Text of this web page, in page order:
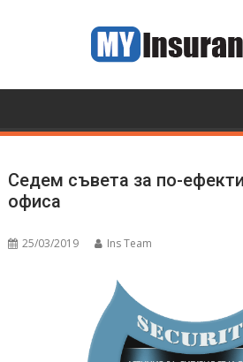
Седем съвета за по-
офиса
25/03/2019 Ins Team